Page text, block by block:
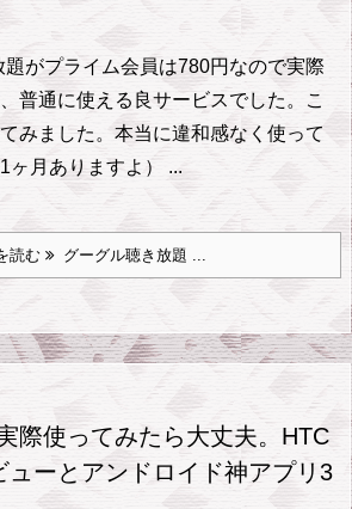
がプライム会員は780円なので実際
普通に使える良サービスでした。
こ
みました。本当に違和感なく使って
1ヶ月ありますよ） ...
読む グーグル聴き放題 ...
際使ってみたら大丈夫。HTC
ューとアンドロイド神アプリ3